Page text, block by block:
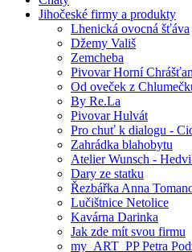
Jihočeské firmy a produkty
Lhenická ovocná šťáva
Džemy Vališ
Zemcheba
Pivovar Horní
Od oveček z
By Re.La
Pivovar Hulvát
Pro chuť k dialogu -
Zahrádka blahobytu
Atelier Wunsch -
Dary ze statku
Řezbářka Anna
Lučištnice Netolice
Kavárna Darinka
Jak zde mít svou firmu
my_ART_PP Petra